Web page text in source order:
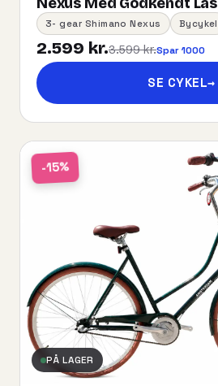
3- gear Shimano Nexus Bycykel
2.599 kr.3.599 kr.Spar 1000
SE CYKEL→
-15%
PÅ LAGER